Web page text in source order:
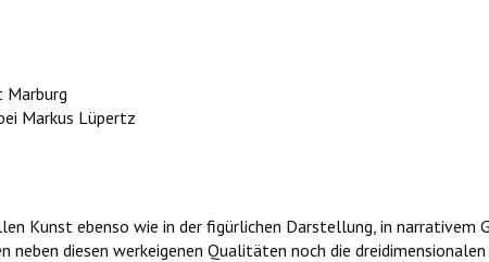
Marburg
Markus Lüpertz
Kunst ebenso wie in der figürlichen Darstellung, in narrativem
diesen werkeigenen Qualitäten noch die